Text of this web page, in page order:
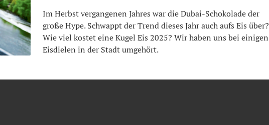
Im Herbst vergangenen Jahres war die Dubai-Schokolade der
große Hype. Schwappt der Trend dieses Jahr auch aufs Eis über?
Wie viel kostet eine Kugel Eis 2025? Wir haben uns bei einigen
Eisdielen in der Stadt umgehört.